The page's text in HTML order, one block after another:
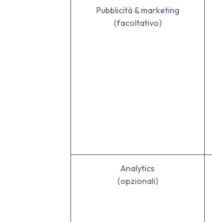
Pubblicità & marketing
(facoltativo)
Analytics
(opzionali)